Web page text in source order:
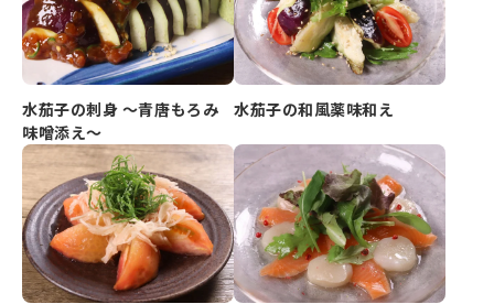
水茄子の刺身 ～青唐もろみ
味噌添え～
水茄子の和風薬味和え